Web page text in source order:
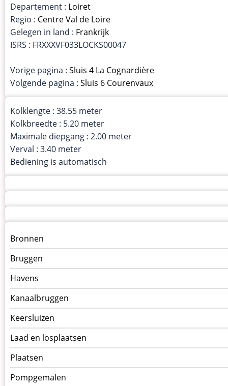
Departement : Loiret
Regio : Centre Val de Loire
Gelegen in land : Frankrijk
ISRS : FRXXXVF033LOCKS00047
Vorige pagina : Sluis 4 La Cognardière
Volgende pagina : Sluis 6 Courenvaux
Kolklengte : 38.55 meter
Kolkbreedte : 5.20 meter
Maximale diepgang : 2.00 meter
Verval : 3.40 meter
Bediening is automatisch
Menu
kunstwerken
op
kunstwerkpagina
Bronnen
Bruggen
Havens
Kanaalbruggen
Keersluizen
Laad en losplaatsen
Plaatsen
Pompgemalen